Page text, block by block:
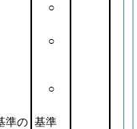
○
○
○
準の 基準